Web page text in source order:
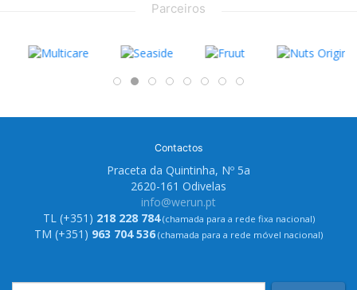
Parceiros
Contactos
Praceta da Quintinha, Nº 5a
2620-161 Odivelas
info@werun.pt
TL (+351) 218 228 784(chamada para a rede fixa nacional)
TM (+351) 963 704 536 (chamada para a rede móvel nacional)